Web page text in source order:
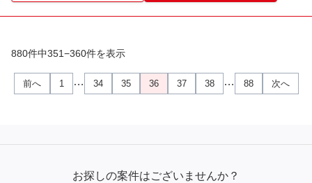
を開発していただきます。
原則ブラウザで動作するWebアプリケーションを開発するこ
案件に応じてWebAPIのみの開発の場合もあれば、画面開発と
WebAPIの両方を開発する場合もあります。
インフラ：AWS（Lambda, DynamoDB, S3等）
880件中351−360件を表示
前へ 1 … 34 35 36 37 38 … 88 次へ
お探しの案件はございませんか？